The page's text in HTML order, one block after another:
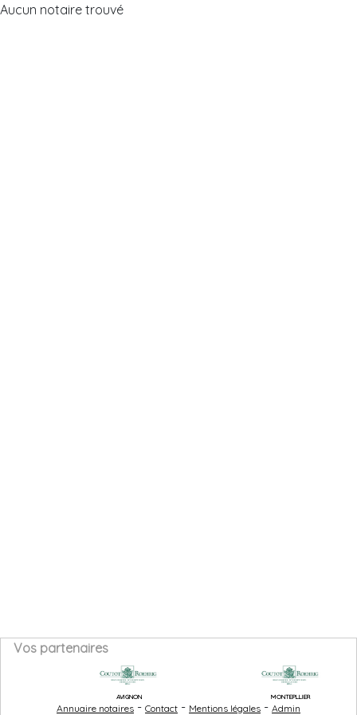
Aucun notaire trouvé
Vos partenaires
AVIGNON MONTEPLLIER
Annuaire notaires - Contact - Mentions légales - Admin